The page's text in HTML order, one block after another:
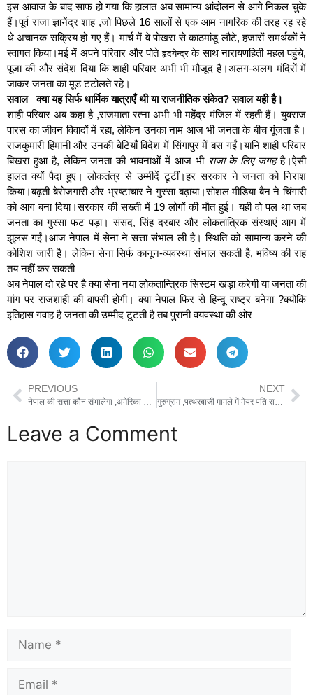
इस आवाज के बाद साफ हो गया कि हालात अब सामान्य आंदोलन से आगे निकल चुके
हैं।पूर्व राजा ज्ञानेंद्र शाह ,जो पिछले 16 सालों से एक आम नागरिक की तरह रह रहे
थे अचानक सक्रिय हो गए हैं। मार्च में वे पोखरा से काठमांडू लौटे, हजारों समर्थकों ने
स्वागत किया।मई में अपने परिवार और पोतेहृदयेन्द्रके साथ नारायणहिती महल पहुंचे,
पूजा की और संदेश दिया कि शाही परिवार अभी भी मौजूद है।अलग-अलग मंदिरों में
जाकर जनता का मूड टटोलते रहे।
सवाल _क्या यह सिर्फ धार्मिक यात्राएँ थी या राजनीतिक संकेत? सवाल यही है।
शाही परिवार अब कहा है ,राजमाता रत्ना अभी भी महेंद्र मंजिल में रहती हैं। युवराज
पारस का जीवन विवादों में रहा, लेकिन उनका नाम आज भी जनता के बीच गूंजता है।
राजकुमारी हिमानी और उनकी बेटियाँ विदेश में सिंगापुर में बस गईं।यानि शाही परिवार
बिखरा हुआ है, लेकिन जनता की भावनाओं में आज भी राजा के लिए जगहहै।ऐसी
हालत क्यों पैदा हुए। लोकतंत्र से उम्मीदें टूटीं।हर सरकार ने जनता को निराश
किया।बढ़ती बेरोजगारी और भ्रष्टाचार ने गुस्सा बढ़ाया।सोशल मीडिया बैन ने चिंगारी
को आग बना दिया।सरकार की सख्ती में 19 लोगों की मौत हुई। यही वो पल था जब
जनता का गुस्सा फट पड़ा। संसद, सिंह दरबार और लोकतांत्रिक संस्थाएं आग में
झुलस गईं।आज नेपाल में सेना ने सत्ता संभाल ली है। स्थिति को सामान्य करने की
कोशिश जारी है। लेकिन सेना सिर्फ कानून-व्यवस्था संभाल सकती है, भविष्य की राह
तय नहीं कर सकती
अब नेपाल दो रहे पर है क्या सेना नया लोकतान्त्रिक सिस्टम खड़ा करेगी या जनता की
मांग पर राजशाही की वापसी होगी। क्या नेपाल फिर से हिन्दू राष्ट्र बनेगा ?क्योंकि
इतिहास गवाह है जनता की उम्मीद टूटती है तब पुरानी वयवस्था की ओर
PREVIOUS
नेपाल की सत्ता कौन संभालेगा ,अमेरिका या चीन !
NEXT
गुरुग्राम ,पत्थरबाजी मामले में मेयर पति राकेश हयातपुर का बड़ा बयान
Leave a Comment